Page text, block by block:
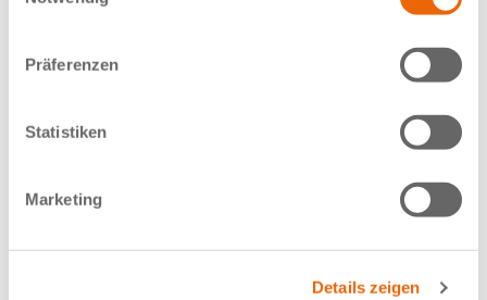
Präferenzen
Statistiken
Marketing
Details zeigen
Dr. med. Bernhard Schulte